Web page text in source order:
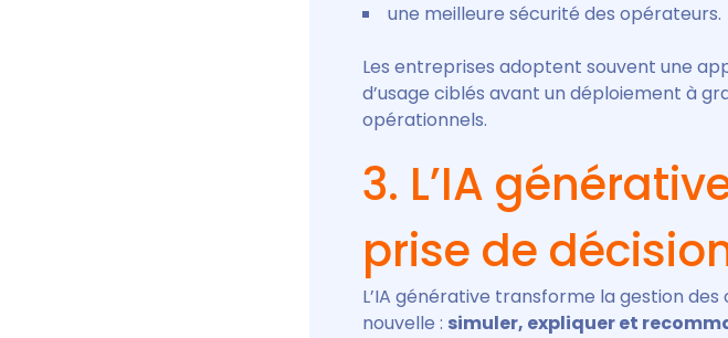
une meilleure sécurité des opérateurs.
Les entreprises adoptent souvent une
d’usage ciblés avant un déploiement à
opérationnels.
3. L’IA
prise de
L’IA générative transforme la gestion
nouvelle : simuler, expliquer et